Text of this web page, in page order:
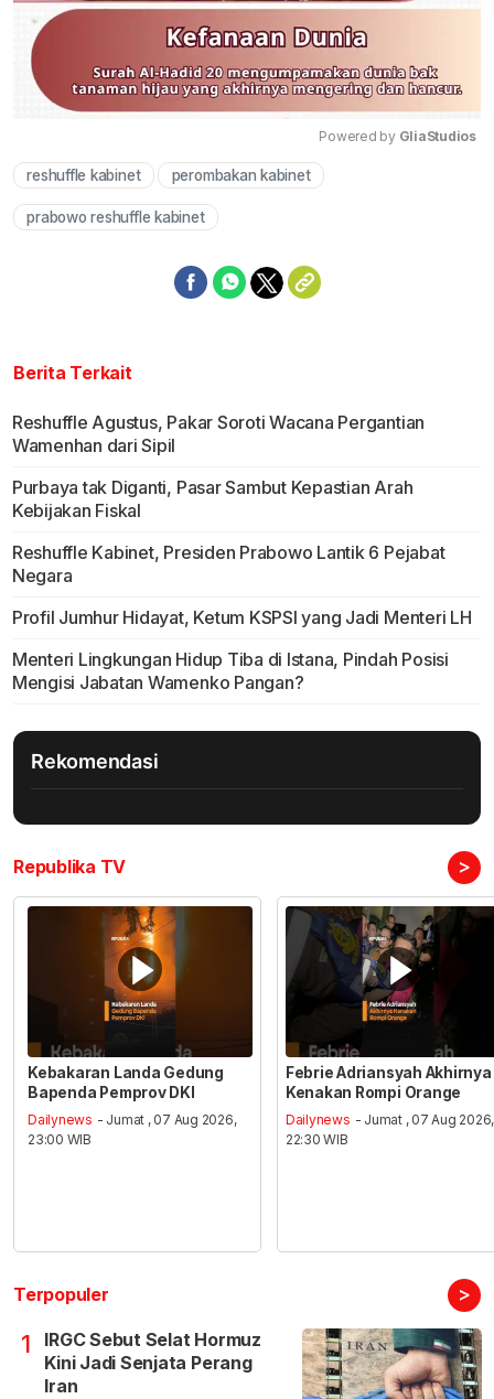
Powered by GliaStudios
reshuffle kabinet perombakan kabinet
prabowo reshuffle kabinet
Berita Terkait
Reshuffle Agustus, Pakar Soroti Wacana Pergantian
Wamenhan dari Sipil
Purbaya tak Diganti, Pasar Sambut Kepastian Arah
Kebijakan Fiskal
Reshuffle Kabinet, Presiden Prabowo Lantik 6 Pejabat
Negara
Profil Jumhur Hidayat, Ketum KSPSI yang Jadi Menteri LH
Menteri Lingkungan Hidup Tiba di Istana, Pindah Posisi
Mengisi Jabatan Wamenko Pangan?
Rekomendasi
Republika TV >
Kebakaran Landa Gedung
Bapenda Pemprov DKI
Dailynews - Jumat , 07 Aug 2026,
23:00 WIB
Febrie Adriansyah Akhirnya
Kenakan Rompi Orange
Dailynews - Jumat , 07 Aug 2026,
22:30 WIB
Terpopuler >
1
IRGC Sebut Selat Hormuz
Kini Jadi Senjata Perang
Iran